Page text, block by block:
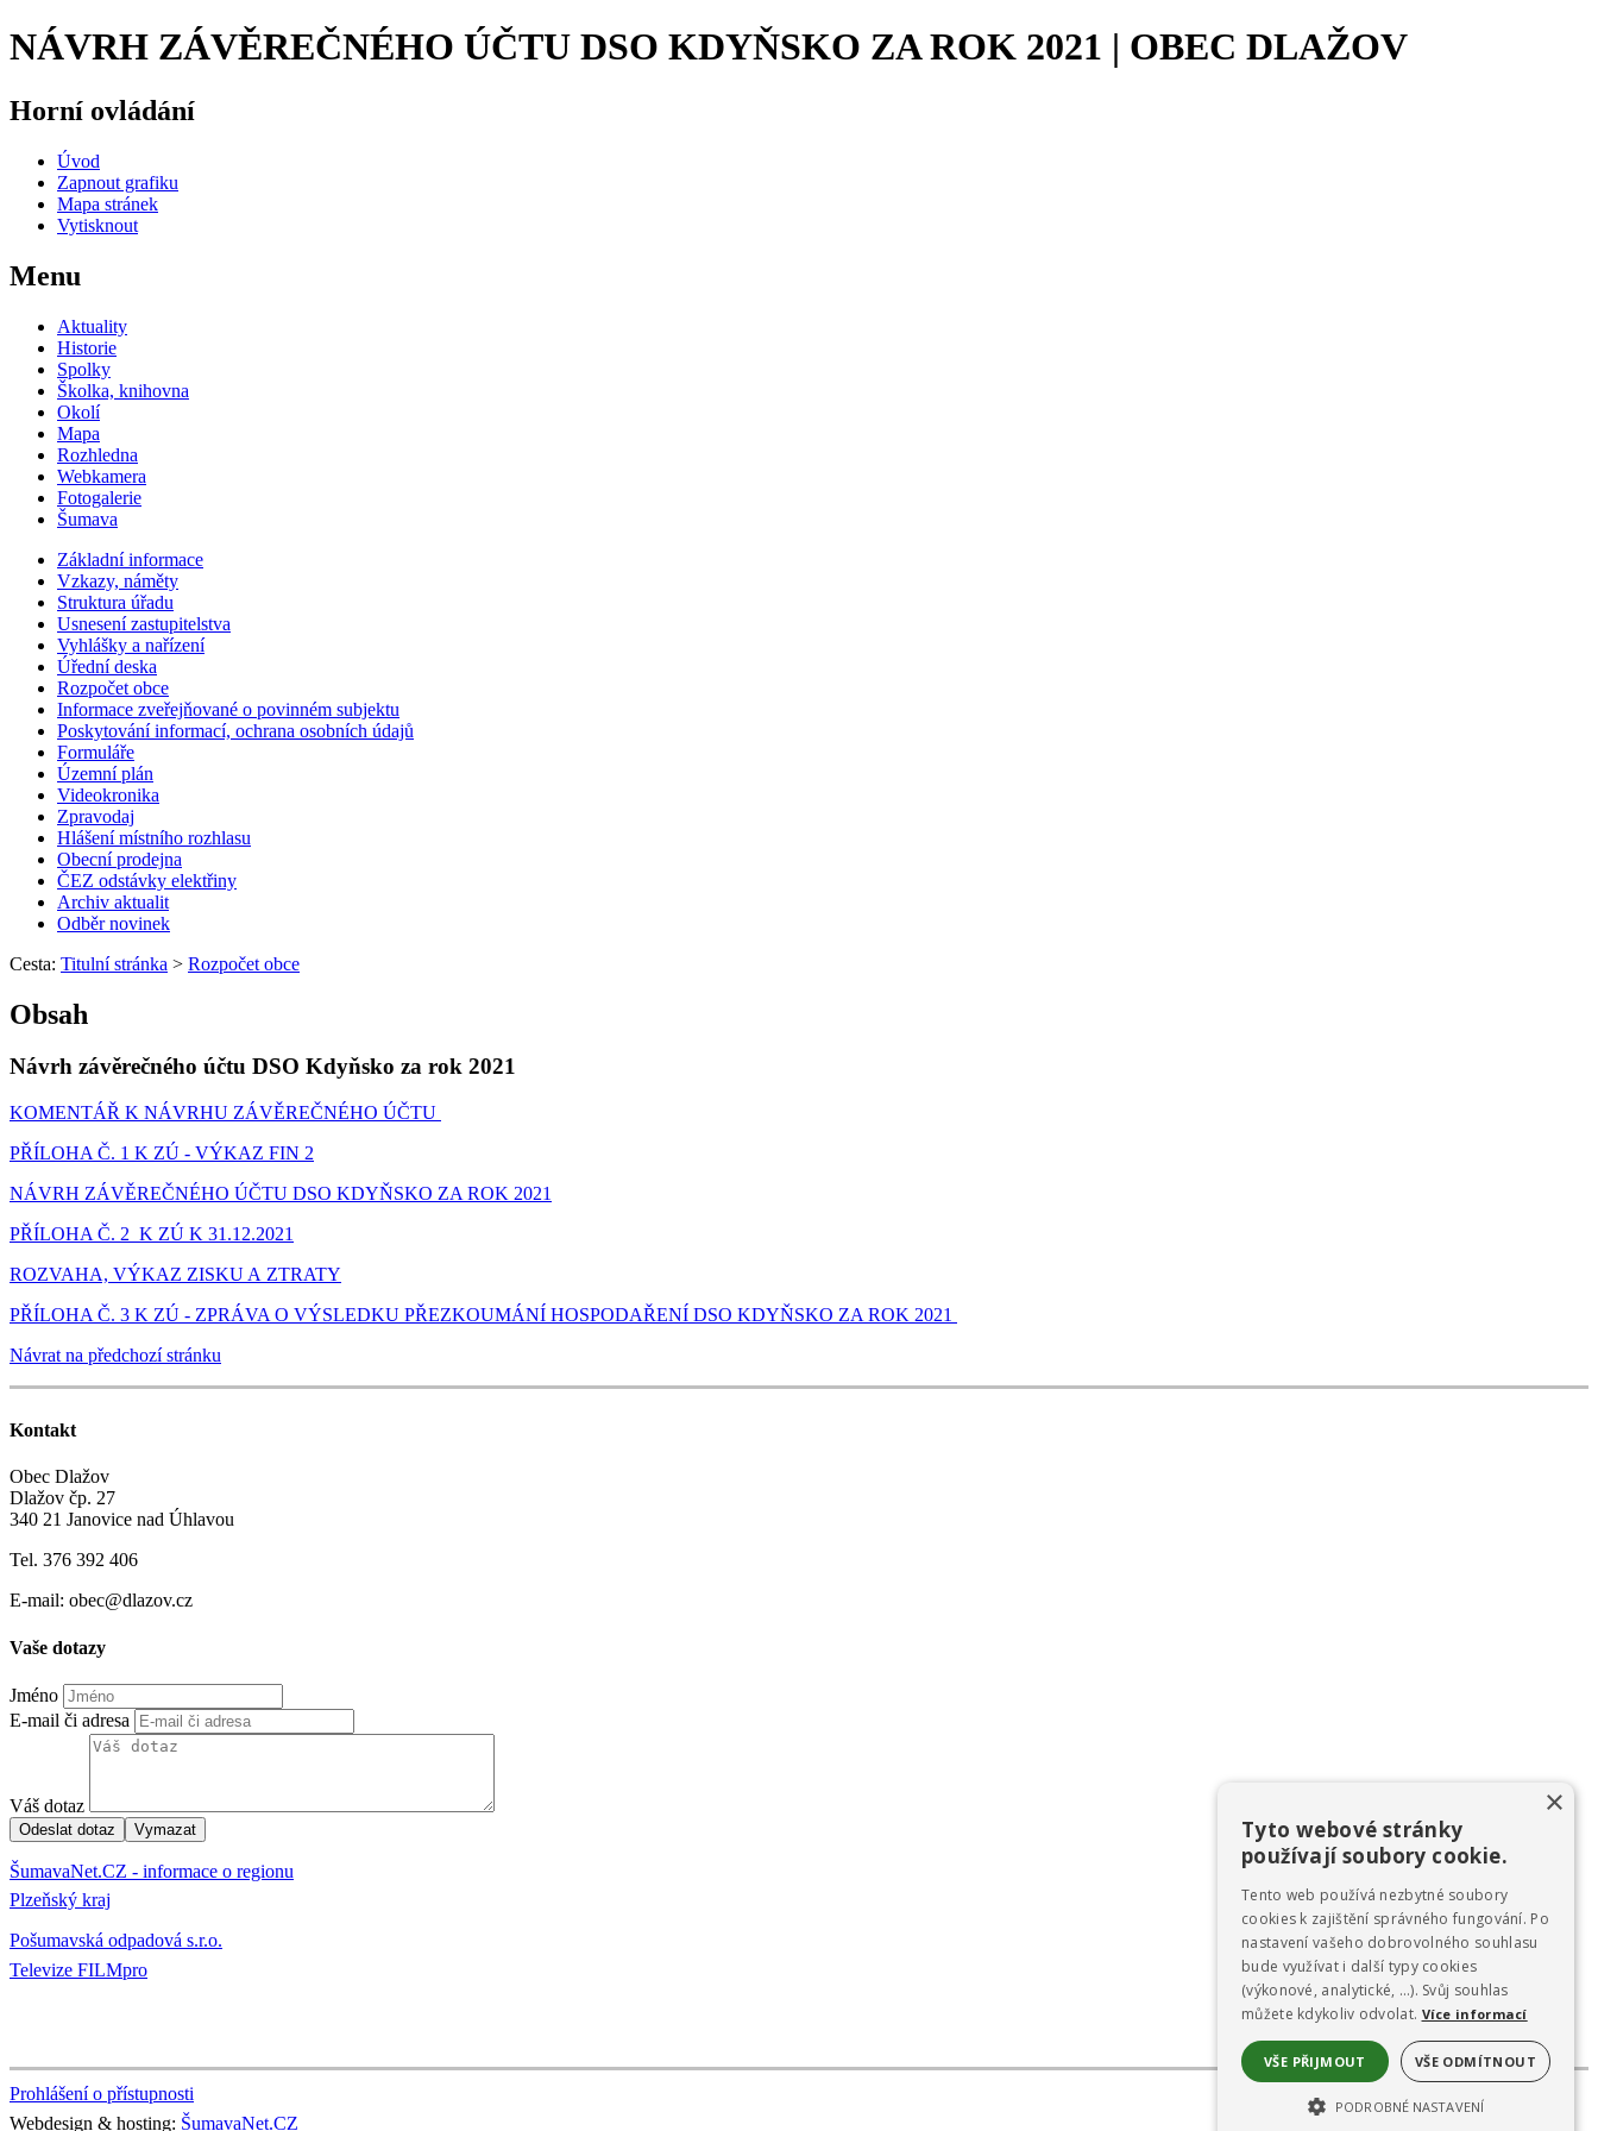
NÁVRH ZÁVĚREČNÉHO ÚČTU DSO KDYŇSKO ZA ROK 2021 | OBEC DLAŽOV
Horní ovládání
Úvod
Zapnout grafiku
Mapa stránek
Vytisknout
Menu
Aktuality
Historie
Spolky
Školka, knihovna
Okolí
Mapa
Rozhledna
Webkamera
Fotogalerie
Šumava
Základní informace
Vzkazy, náměty
Struktura úřadu
Usnesení zastupitelstva
Vyhlášky a nařízení
Úřední deska
Rozpočet obce
Informace zveřejňované o povinném subjektu
Poskytování informací, ochrana osobních údajů
Formuláře
Územní plán
Videokronika
Zpravodaj
Hlášení místního rozhlasu
Obecní prodejna
ČEZ odstávky elektřiny
Archiv aktualit
Odběr novinek
Cesta: Titulní stránka > Rozpočet obce
Obsah
Návrh závěrečného účtu DSO Kdyňsko za rok 2021
KOMENTÁŘ K NÁVRHU ZÁVĚREČNÉHO ÚČTU
PŘÍLOHA Č. 1 K ZÚ - VÝKAZ FIN 2
NÁVRH ZÁVĚREČNÉHO ÚČTU DSO KDYŇSKO ZA ROK 2021
PŘÍLOHA Č. 2 K ZÚ K 31.12.2021
ROZVAHA, VÝKAZ ZISKU A ZTRATY
PŘÍLOHA Č. 3 K ZÚ - ZPRÁVA O VÝSLEDKU PŘEZKOUMÁNÍ HOSPODAŘENÍ DSO KDYŇSKO ZA ROK 2021
Návrat na předchozí stránku
Kontakt
Obec Dlažov
Dlažov čp. 27
340 21 Janovice nad Úhlavou
Tel. 376 392 406
E-mail: obec@dlazov.cz
Vaše dotazy
Jméno
E-mail či adresa
Váš dotaz
ŠumavaNet.CZ - informace o regionu
Plzeňský kraj
Pošumavská odpadová s.r.o.
Televize FILMpro
Prohlášení o přístupnosti
Webdesign & hosting: ŠumavaNet.CZ
×
Tyto webové stránky
používají soubory cookie.
Tento web používá nezbytné soubory
cookies k zajištění správného fungování. Po
nastavení vašeho dobrovolného souhlasu
bude využívat i další typy cookies
(výkonové, analytické, …). Svůj souhlas
můžete kdykoliv odvolat. Více informací
VŠE PŘIJMOUT VŠE ODMÍTNOUT
PODROBNÉ NASTAVENÍ